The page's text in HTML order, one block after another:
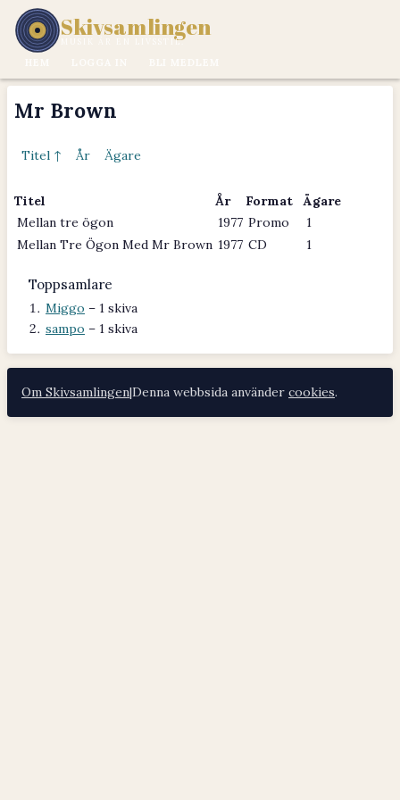
Skivsamlingen
MUSIK ÄR EN LIVSSTIL.
Mr Brown
Titel ↑ År Ägare
Titel År Format
Ägare
Mellan tre ögon
1977 Promo
1
Mellan Tre Ögon Med Mr Brown 1977 CD 1
Toppsamlare
Miggo – 1 skiva
sampo – 1 skiva
Om Skivsamlingen|Denna webbsida använder cookies.